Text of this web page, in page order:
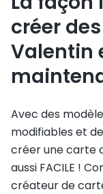
créer
Valentin
Avec des
modifiables et
créer une carte
aussi FACILE !
créateur de